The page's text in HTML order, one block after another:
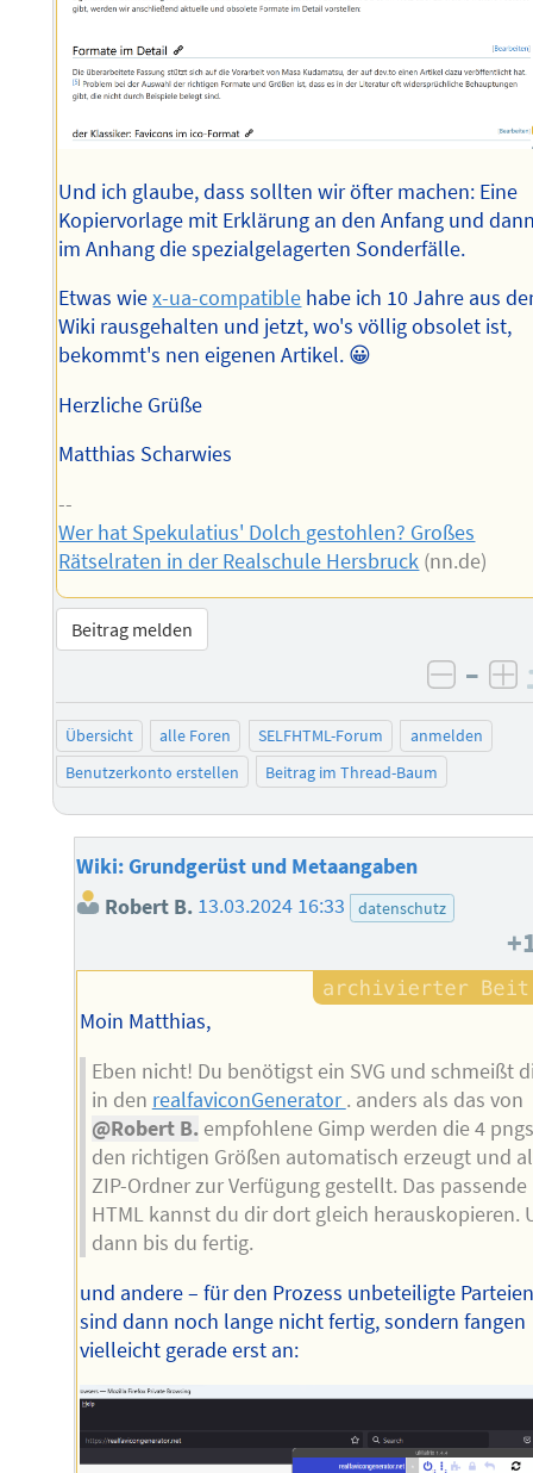
Und ich glaube, dass sollten wir öfter machen: Eine
Kopiervorlage mit Erklärung an den Anfang und
im Anhang die spezialgelagerten Sonderfälle.
Etwas wiex-ua-compatible habe ich 10 Jahre aus
Wiki rausgehalten und jetzt, wo's völlig obsolet ist,
bekommt's nen eigenen Artikel. 😀
Herzliche Grüße
Matthias Scharwies
--
Wer hat Spekulatius' Dolch gestohlen? Großes
Rätselraten in der Realschule Hersbruck (nn.de)
Beitrag melden
–
Übersicht alle Foren SELFHTML-Forum
anmelden
Benutzerkonto erstellen
Beitrag im Thread-Baum
Wiki: Grundgerüst und Metaangaben
Robert B. 13.03.2024 16:33 datenschutz
Moin Matthias,
Eben nicht! Du benötigst ein SVG und schmeißt
in den realfaviconGenerator. anders als das von
@Robert B.empfohlene Gimp werden die 4
den richtigen Größen automatisch erzeugt und
ZIP-Ordner zur Verfügung gestellt. Das passende
HTML kannst du dir dort gleich herauskopieren.
dann bis du fertig.
und andere – für den Prozess unbeteiligte
sind dann noch lange nicht fertig, sondern fangen
vielleicht gerade erst an: